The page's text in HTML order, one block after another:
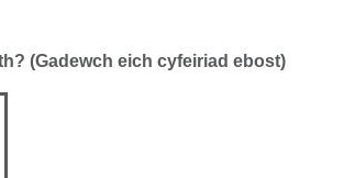
(Gadewch eich cyfeiriad ebost)